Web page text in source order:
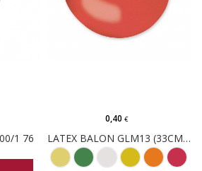
1 76 LATEX BALON GLM13 (33CM; 13")
0,40 €